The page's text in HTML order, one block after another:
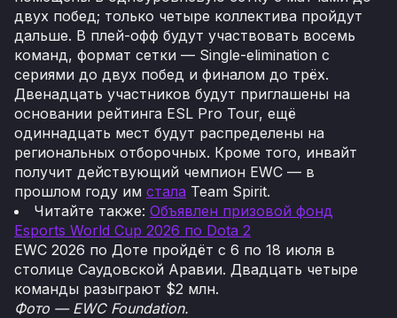
двух побед; только четыре коллектива пройдут
дальше. В плей-офф будут участвовать восемь
команд, формат сетки — Single-elimination с
сериями до двух побед и финалом до трёх.
Двенадцать участников будут приглашены на
основании рейтинга ESL Pro Tour, ещё
одиннадцать мест будут распределены на
региональных отборочных. Кроме того, инвайт
получит действующий чемпион EWC — в
прошлом году им стала Team Spirit.
Читайте также: Объявлен призовой фонд
Esports World Cup 2026 по Dota 2
EWC 2026 по Доте пройдёт с 6 по 18 июля в
столице Саудовской Аравии. Двадцать четыре
команды разыграют $2 млн.
Фото — EWC Foundation.